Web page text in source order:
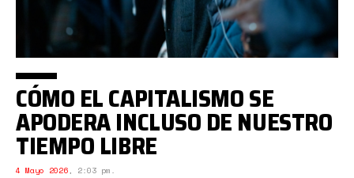
CÓMO EL CAPITALISMO SE
APODERA INCLUSO DE NUESTRO
TIEMPO LIBRE
4 Mayo 2026, 2:03 pm.